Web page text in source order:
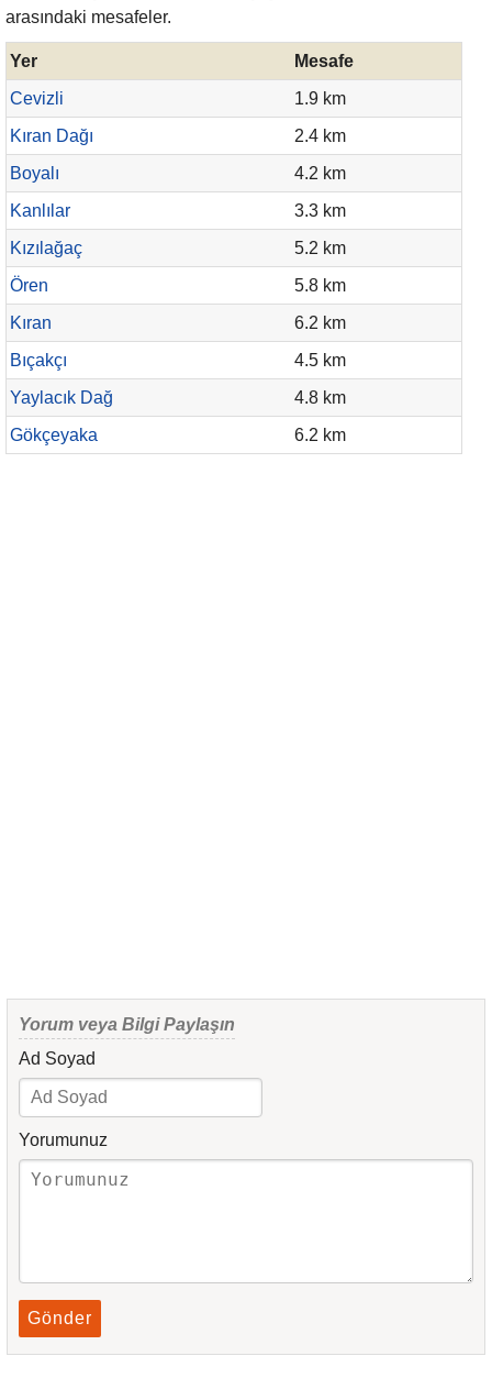
arasındaki mesafeler.
Yer
Mesafe
Cevizli
1.9 km
Kıran Dağı
2.4 km
Boyalı
4.2 km
Kanlılar
3.3 km
Kızılağaç
5.2 km
Ören
5.8 km
Kıran
6.2 km
Bıçakçı
4.5 km
Yaylacık Dağ
4.8 km
Gökçeyaka
6.2 km
Yorum veya Bilgi Paylaşın
Ad Soyad
Yorumunuz
Gönder